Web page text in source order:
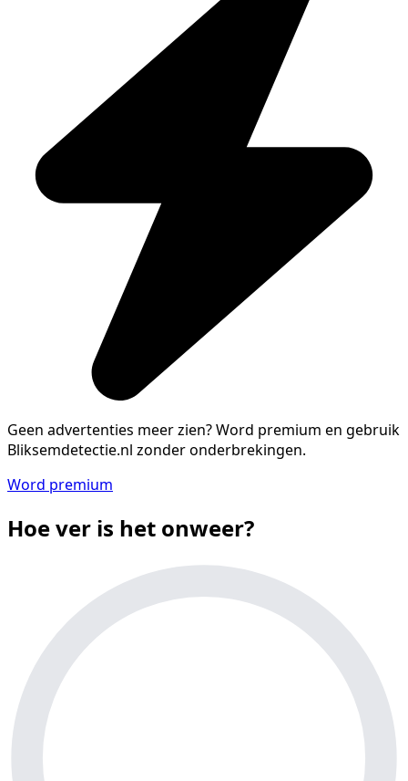
Geen advertenties meer zien?Word premium en gebruik
Bliksemdetectie.nl zonder onderbrekingen.
Word premium
Hoe ver is het onweer?